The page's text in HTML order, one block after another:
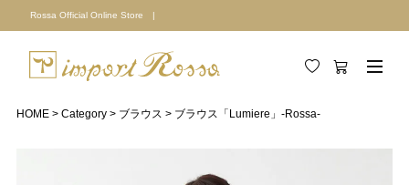
Rossa Official Online Store |
HOME Category ブラウス ブラウス「Lumiere」-Rossa-